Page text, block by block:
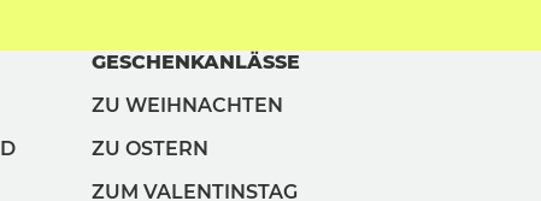
GESCHENKANLÄSSE
ZU WEIHNACHTEN
ZU OSTERN
ZUM VALENTINSTAG